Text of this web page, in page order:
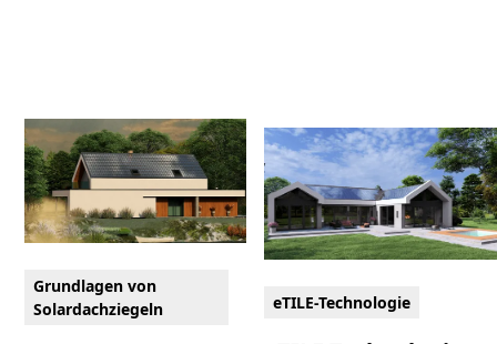
Grundlagen von
Solardachziegeln
eTILE-Technologie